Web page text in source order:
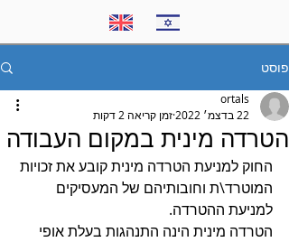
פוסט
הטרדה מינית במקום העבודה
ortals
22 בדצמ׳ 2022
זמן קריאה 2 דקות
החוק למניעת הטרדה מינית קובע את זכויות
המוטרד\ת וחובותיהם של המעסיקים
למניעת ההטרדה.
הטרדה מינית הינה התנהגות בעלת אופי